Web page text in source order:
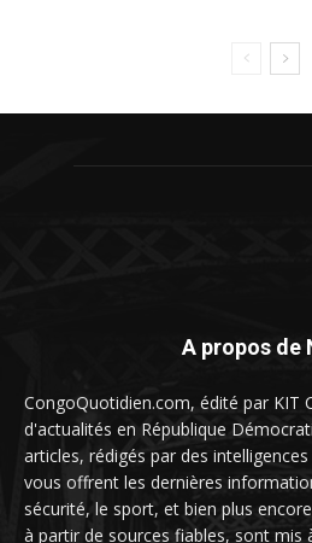
A propos de
CongoQuotidien.com, édité par KIT
d'actualités en République
articles, rédigés par des
vous offrent les dernières
sécurité, le sport, et bien plus
à partir de sources fiables, sont mis